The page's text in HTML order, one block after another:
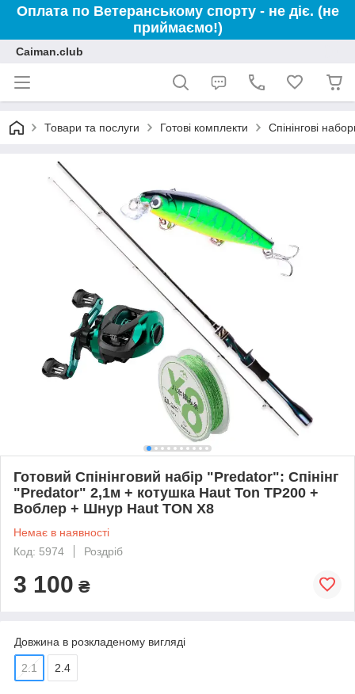
Оплата по Ветеранському спорту - не діє. (не
приймаємо!)
Caiman.club
Товари та послуги Готові комплекти Спінінгові
Готовий Спінінговий набір "Predator": Спінінг
"Predator" 2,1м + котушка Haut Ton TP200 +
Воблер + Шнур Haut TON X8
Немає в наявності
Код: 5974
Роздріб
3 100 ₴
Довжина в розкладеному вигляді
2.1 2.4